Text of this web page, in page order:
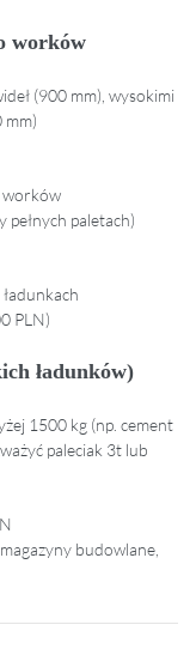
worków
(900 mm), wysokimi
mm)
paletach)
PLN)
ładunków)
1500 kg (np. cement
paleciak 3t lub
budowlane,